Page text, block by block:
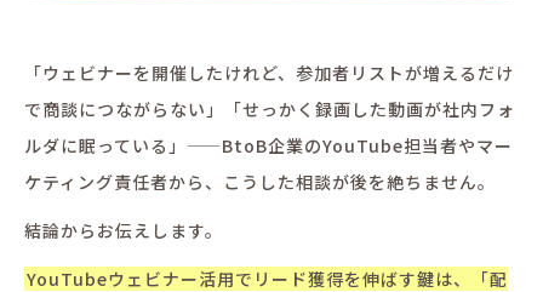
「ウェビナーを開催したけれど、参加者リストが増えるだけ
で商談につながらない」「せっかく録画した動画が社内フォ
ルダに眠っている」——BtoB企業のYouTube担当者やマー
ケティング責任者から、こうした相談が後を絶ちません。
結論からお伝えします。
YouTubeウェビナー活用でリード獲得を伸ばす鍵は、「配